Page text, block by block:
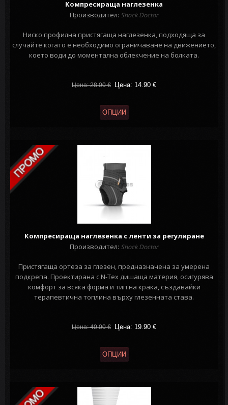
Компресираща наглезенка
Производител: Shock Doctor
Ниско профилна пристягаща наглезенка, подходяща за
случайте когато е необходимо ограничаване на движението,
което води до моментална облекчение на болката.
Цена: 28.00€ Цена: 14.90 €
ОПЦИИ
Компресираща наглезенка с ленти за регулиране
Производител: Shock Doctor
Пристягаща ортеза за глезен, предназначена за умерена
подкрепа. Проектирана с N-Tex дишаща материя, осигурява
комфорт за всяка форма и тип на крака, създавайки
терапевтична топлина върху глезенната става.
Цена: 40.00€ Цена: 19.90 €
ОПЦИИ